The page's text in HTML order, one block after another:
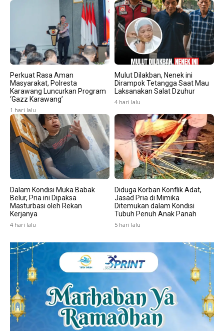
Perkuat Rasa Aman
Masyarakat, Polresta
Karawang Luncurkan Program
‘Gazz Karawang’
1 hari lalu
Mulut Dilakban, Nenek ini
Dirampok Tetangga Saat Mau
Laksanakan Salat Dzuhur
4 hari lalu
Dalam Kondisi Muka Babak
Belur, Pria ini Dipaksa
Masturbasi oleh Rekan
Kerjanya
4 hari lalu
Diduga Korban Konflik Adat,
Jasad Pria di Mimika
Ditemukan dalam Kondisi
Tubuh Penuh Anak Panah
5 hari lalu